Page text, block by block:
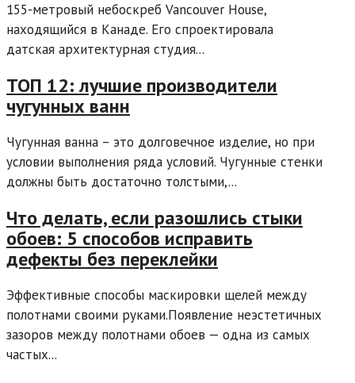
155-метровый небоскреб Vancouver House,
находящийся в Канаде. Его спроектировала
датская архитектурная студия...
ТОП 12: лучшие производители
чугунных ванн
Чугунная ванна – это долговечное изделие, но при
условии выполнения ряда условий. Чугунные стенки
должны быть достаточно толстыми,...
Что делать, если разошлись стыки
обоев: 5 способов исправить
дефекты без переклейки
Эффективные способы маскировки щелей между
полотнами своими руками.Появление неэстетичных
зазоров между полотнами обоев — одна из самых
частых...